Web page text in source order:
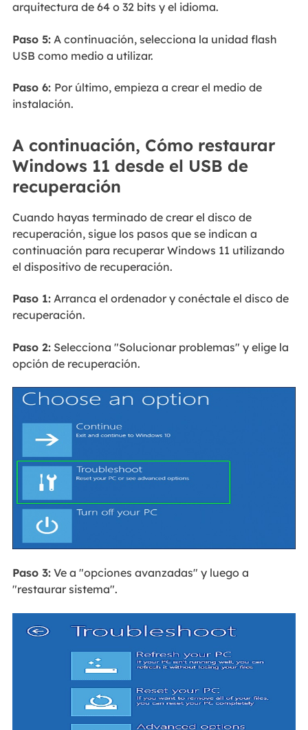
arquitectura de 64 o 32 bits y el idioma.
Paso 5:A continuación, selecciona la unidad flash
USB como medio a utilizar.
Paso 6: Por último, empieza a crear el medio de
instalación.
A continuación, Cómo restaurar
Windows 11 desde el USB de
recuperación
Cuando hayas terminado de crear el disco de
recuperación, sigue los pasos que se indican a
continuación para recuperar Windows 11 utilizando
el dispositivo de recuperación.
Paso 1:Arranca el ordenador y conéctale el disco de
recuperación.
Paso 2:Selecciona "Solucionar problemas" y elige la
opción de recuperación.
Paso 3:Ve a "opciones avanzadas" y luego a
"restaurar sistema".